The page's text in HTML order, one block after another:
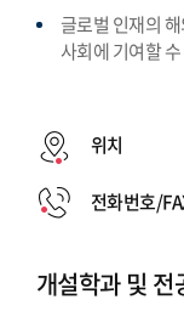
글로벌 인재의
사회에 기여할
위치
전화번호/
개설학과 및 전